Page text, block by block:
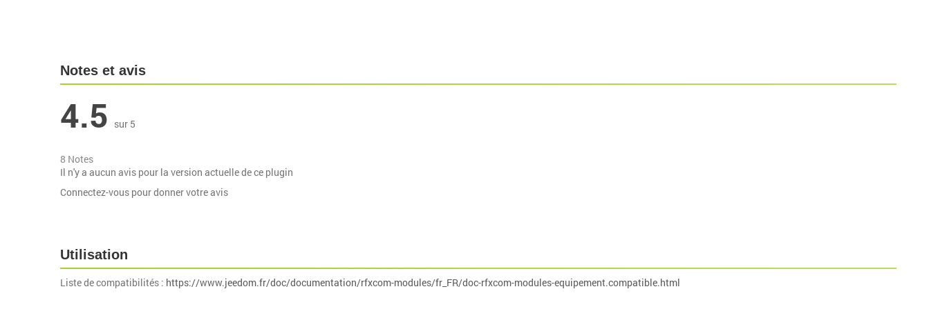
Notes et avis
4.5 sur 5
8 Notes
Il n'y a aucun avis pour la version actuelle de ce plugin
Connectez-vous pour donner votre avis
Utilisation
Liste de compatibilités : https://www.jeedom.fr/doc/documentation/rfxcom-modules/fr_FR/doc-rfxcom-modules-equipement.compatible.html